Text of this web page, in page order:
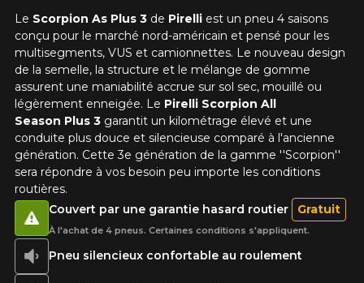
Le Scorpion As Plus 3de Pirelliest un pneu 4 saisons
conçu pour le marché nord-américain et pensé pour les
multisegments, VUS et camionnettes. Le nouveau design
de la semelle, la structure et le mélange de gomme
assurent une maniabilité accrue sur sol sec, mouillé ou
légèrement enneigée. Le Pirelli Scorpion All
Season Plus 3 garantit un kilométrage élevé et une
conduite plus douce et silencieuse comparé à l'ancienne
génération. Cette 3e génération de la gamme ''Scorpion''
sera répondre à vos besoin peu importe les conditions
routières.
Pneu silencieux confortable au roulement
Couvert par une garantie hasard routier Gratuit
À l'achat de 4 pneus. Certaines conditions s'appliquent.